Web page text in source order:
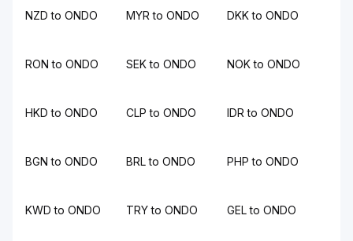
NZD to ONDO MYR to ONDO DKK to ONDO
RON to ONDO SEK to ONDO NOK to ONDO
HKD to ONDO CLP to ONDO IDR to ONDO
BGN to ONDO BRL to ONDO PHP to ONDO
KWD to ONDO TRY to ONDO GEL to ONDO